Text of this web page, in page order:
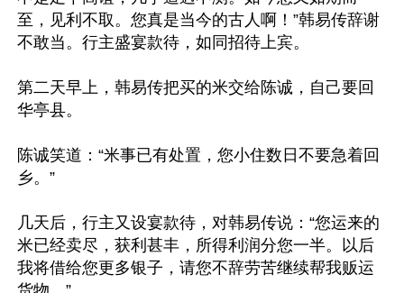
至，见利不取。您真是当今的古人啊！”韩易传辞谢
不敢当。行主盛宴款待，如同招待上宾。
第二天早上，韩易传把买的米交给陈诚，自己要回
华亭县。
陈诚笑道：“米事已有处置，您小住数日不要急着回
乡。”
几天后，行主又设宴款待，对韩易传说：“您运来的
米已经卖尽，获利甚丰，所得利润分您一半。以后
我将借给您更多银子，请您不辞劳苦继续帮我贩运